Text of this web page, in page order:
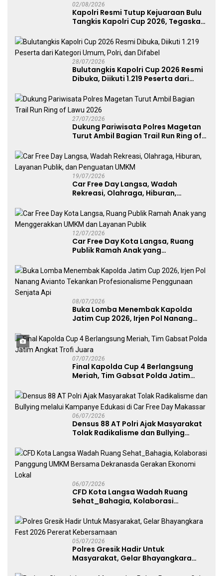
02/08/2026
Kapolri Resmi Tutup Kejuaraan Bulu
Tangkis Kapolri Cup 2026, Tegaskan
Atlet Nasional
28/07/2026
Bulutangkis Kapolri Cup 2026 Resmi
Dibuka, Diikuti 1.219 Peserta dari
27/07/2026
Dukung Pariwisata Polres Magetan
Turut Ambil Bagian Trail Run Ring of
19/07/2026
Car Free Day Langsa, Wadah
Rekreasi, Olahraga, Hiburan,
UMKM
12/07/2026
Car Free Day Kota Langsa, Ruang
Publik Ramah Anak yang
Publik
08/07/2026
Buka Lomba Menembak Kapolda
Jatim Cup 2026, Irjen Pol Nanang
Penggunaan Senjata Api
07/07/2026
Final Kapolda Cup 4 Berlangsung
Meriah, Tim Gabsat Polda Jatim
06/07/2026
Densus 88 AT Polri Ajak Masyarakat
Tolak Radikalisme dan Bullying
Free Day Makassar
06/07/2026
CFD Kota Langsa Wadah Ruang
Sehat_Bahagia, Kolaborasi
Dekranasda Gerakan Ekonomi Lokal
05/07/2026
Polres Gresik Hadir Untuk
Masyarakat, Gelar Bhayangkara